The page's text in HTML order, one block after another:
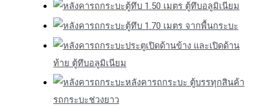
ตู้ทึบ 1.50 เมตร ตู้ทึบอลูมิเนียม
ตู้ทึบ 1.70 เมตร จากพื้นกระบะ
ประตูเปิดด้านข้าง และเปิดด้าน
ท้าย ตู้ทึบอลูมิเนียม
หลังคารถกระบะ ตู้บรรทุกสินค้า
รถกระบะช่วงยาว